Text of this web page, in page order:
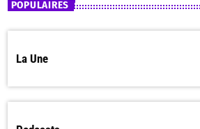
POPULAIRES
La Une